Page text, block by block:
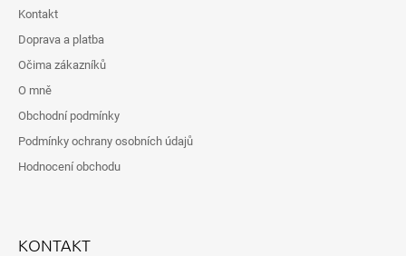
Kontakt
Doprava a platba
Očima zákazníků
O mně
Obchodní podmínky
Podmínky ochrany osobních údajů
Hodnocení obchodu
KONTAKT